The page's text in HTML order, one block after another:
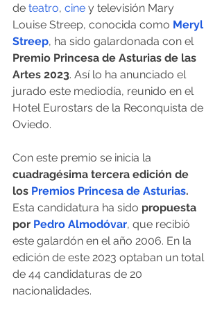
de teatro, cine y televisión Mary
Louise Streep, conocida como Meryl
Streep, ha sido galardonada con el
Premio Princesa de Asturias de las
Artes 2023. Así lo ha anunciado el
jurado este mediodía, reunido en el
Hotel Eurostars de la Reconquista de
Oviedo.
Con este premio se inicia la
cuadragésima tercera edición de
los Premios Princesa de Asturias.
Esta candidatura ha sido propuesta
por Pedro Almodóvar, que recibió
este galardón en el año 2006. En la
edición de este 2023 optaban un total
de 44 candidaturas de 20
nacionalidades.